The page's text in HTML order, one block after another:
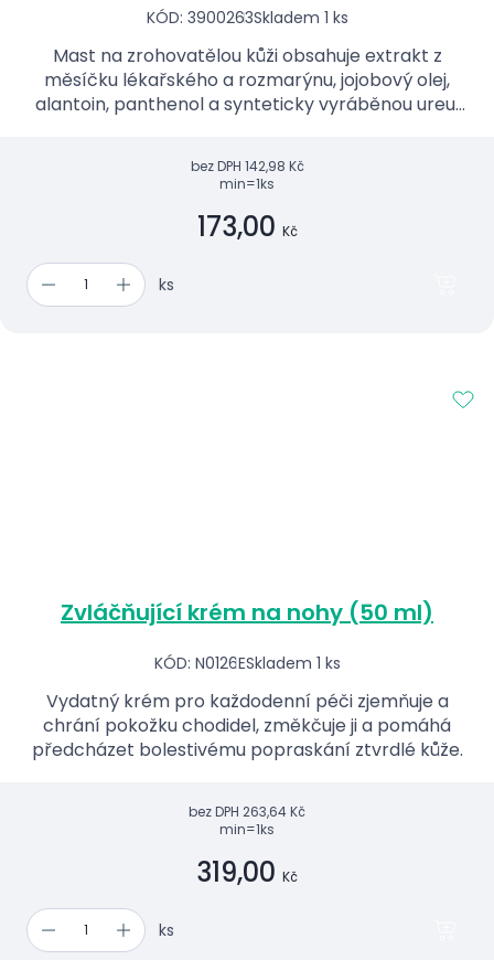
KÓD: 3900263Skladem 1 ks
Mast na zrohovatělou kůži obsahuje extrakt z
měsíčku lékařského a rozmarýnu, jojobový olej,
alantoin, panthenol a synteticky vyráběnou ureu.
bez DPH 142,98 Kč
min=1ks
173,00 Kč
ks
Zvláčňující krém na nohy (50 ml)
KÓD: N0126ESkladem 1 ks
Vydatný krém pro každodenní péči zjemňuje a
chrání pokožku chodidel, změkčuje ji a pomáhá
předcházet bolestivému popraskání ztvrdlé kůže.
bez DPH 263,64 Kč
min=1ks
319,00 Kč
ks